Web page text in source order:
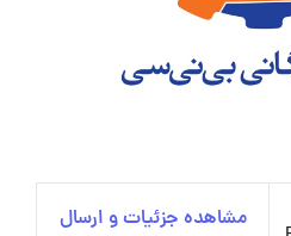
مشاهده جزئیات و ارسال